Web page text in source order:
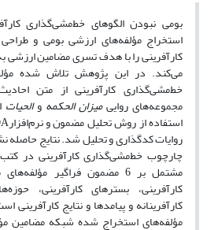
بومی نبودن الگوهای خط‌مشی‌گذاری
استخراج مؤلفه‌های ارزشی بومی و
کارآفرینی را با هدف تسری مضامین ارزشی
می‌کند. در این پژوهش تلاش شده
خط‌مشی‌گذاری کارآفرینی از متن
مجموعه‌های رواییمیزان الحکمه والحیات
روایات کد‌گذاری و تحلیل شد. نتایج حاصله
چارچوب خط‌مشی‌گذاری کارآفرینی در
مشتمل بر 6 مضمون فراگیر
کارآفرینی‌، بستر‌های کارآفرینی‌،
کارآفرینانه و پیامد‌ها و نتایج کارآفرینی
مؤلفه‌های استخراج شده شبکه مضامین